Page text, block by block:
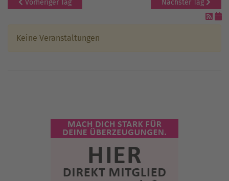
Vorheriger Tag Nächster Tag
Keine Veranstaltungen